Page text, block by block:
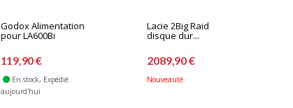
Godox Alimentation
pour LA600Bi
119,90 €
En stock, Expédié
aujourd'hui
Lacie 2Big Raid
disque dur...
2089,90 €
Nouveauté